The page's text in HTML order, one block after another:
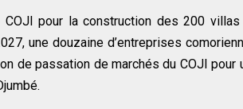
COJI pour la construction des 200
une douzaine d’entreprises
de passation de marchés du COJI pour